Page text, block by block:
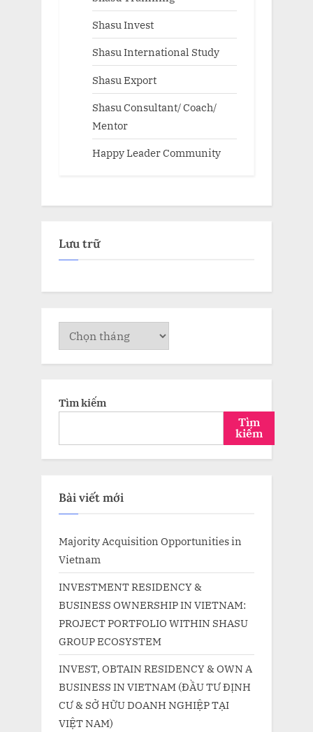
Shasu Invest
Shasu International Study
Shasu Export
Shasu Consultant/ Coach/
Mentor
Happy Leader Community
Lưu trữ
Lưu
trữ
Tìm kiếm
Tìm
kiếm
Bài viết mới
Majority Acquisition Opportunities in
Vietnam
INVESTMENT RESIDENCY &
BUSINESS OWNERSHIP IN VIETNAM:
PROJECT PORTFOLIO WITHIN SHASU
GROUP ECOSYSTEM
INVEST, OBTAIN RESIDENCY & OWN A
BUSINESS IN VIETNAM (ĐẦU TƯ ĐỊNH
CƯ & SỞ HỮU DOANH NGHIỆP TẠI
VIỆT NAM)